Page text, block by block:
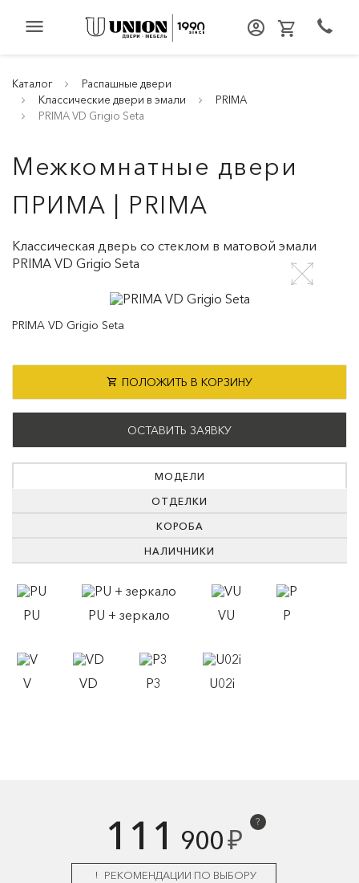
menu
Каталог
Распашные двери
Классические двери в эмали
PRIMA
PRIMA VD Grigio Seta
Межкомнатные двери
ПРИМА | PRIMA
Классическая дверь со стеклом в матовой эмали
PRIMA VD Grigio Seta
PRIMA VD Grigio Seta
ПОЛОЖИТЬ В КОРЗИНУ
ОСТАВИТЬ ЗАЯВКУ
МОДЕЛИ
ОТДЕЛКИ
КОРОБА
НАЛИЧНИКИ
PU PU + зеркало VU P
V VD P3 U02i
111 900₽
?
РЕКОМЕНДАЦИИ ПО ВЫБОРУ